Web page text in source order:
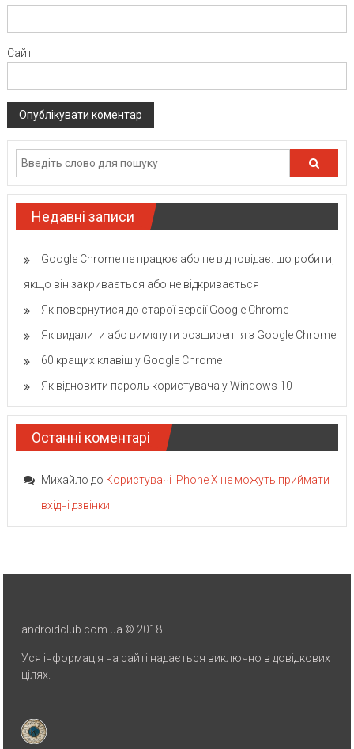
Сайт
Недавні записи
Google Chrome не працює або не відповідає: що робити,
якщо він закривається або не відкривається
Як повернутися до старої версії Google Chrome
Як видалити або вимкнути розширення з Google Chrome
60 кращих клавіш у Google Chrome
Як відновити пароль користувача у Windows 10
Останні коментарі
Михайло до Користувачі iPhone X не можуть приймати
вхідні дзвінки
androidclub.com.ua © 2018
Уся інформація на сайті надається виключно в довідкових
цілях.